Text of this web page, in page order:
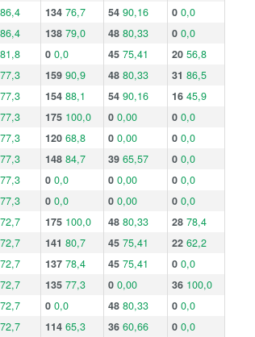
86,4 134 76,7 54 90,16 0 0,0
86,4 138 79,0 48 80,33 0 0,0
81,8 0 0,0 45 75,41 20 56,8
77,3 159 90,9 48 80,33 31 86,5
77,3 154 88,1 54 90,16 16 45,9
77,3 175 100,0 0 0,00 0 0,0
77,3 120 68,8 0 0,00 0 0,0
77,3 148 84,7 39 65,57 0 0,0
77,3 0 0,0 0 0,00 0 0,0
77,3 0 0,0 0 0,00 0 0,0
72,7 175 100,0 48 80,33 28 78,4
72,7 141 80,7 45 75,41 22 62,2
72,7 137 78,4 45 75,41 0 0,0
72,7 135 77,3 0 0,00 36 100,0
72,7 0 0,0 48 80,33 0 0,0
72,7 114 65,3 36 60,66 0 0,0